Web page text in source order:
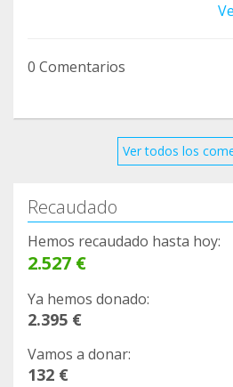
0 Comentarios
Ver todos los
Recaudado
Hemos recaudado hasta hoy:
2.527 €
Ya hemos donado:
2.395 €
Vamos a donar:
132 €